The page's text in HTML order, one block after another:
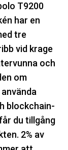
T9200
har en
tre
vid krage
och
om
blockchain-
du tillgång
2% av